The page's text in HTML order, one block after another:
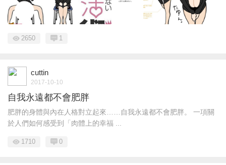
2650 1
cuttin
2017-10-10
自我永遠都不會肥胖
肥胖的身體與內在人格對立起來……自我永遠都不會肥胖。 一項關
於人們如何感受到「肉體上的幸福 ...
1710 0